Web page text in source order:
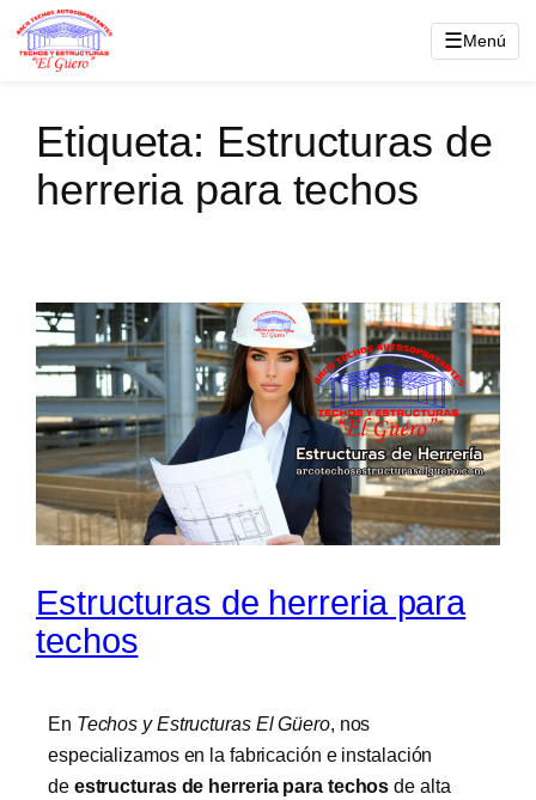
Saltar
☰Menú
Etiqueta: Estructuras de
herreria para techos
Estructuras de herreria para
techos
En Techos y Estructuras El Güero, nos
especializamos en la fabricación e instalación
de estructuras de herreria para techos de alta